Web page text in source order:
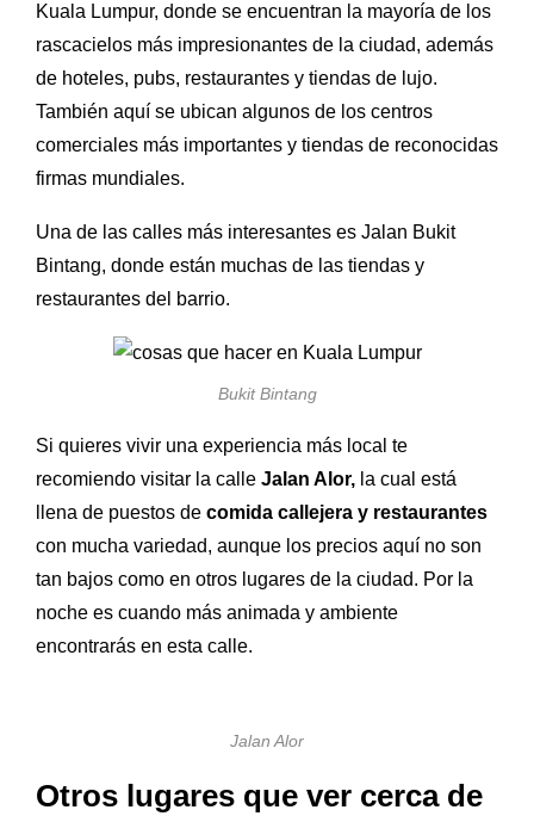
Kuala Lumpur, donde se encuentran la mayoría de los
rascacielos más impresionantes de la ciudad, además
de hoteles, pubs, restaurantes y tiendas de lujo.
También aquí se ubican algunos de los centros
comerciales más importantes y tiendas de reconocidas
firmas mundiales.
Una de las calles más interesantes es Jalan Bukit
Bintang, donde están muchas de las tiendas y
restaurantes del barrio.
Bukit Bintang
Si quieres vivir una experiencia más local te
recomiendo visitar la calle Jalan Alor, la cual está
llena de puestos de comida callejera y restaurantes
con mucha variedad, aunque los precios aquí no son
tan bajos como en otros lugares de la ciudad. Por la
noche es cuando más animada y ambiente
encontrarás en esta calle.
Jalan Alor
Otros lugares que ver cerca de